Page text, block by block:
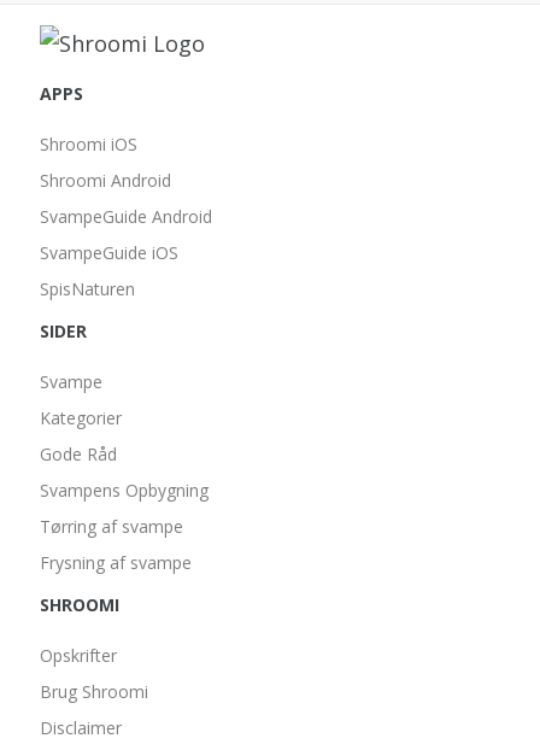
APPS
Shroomi iOS
Shroomi Android
SvampeGuide Android
SvampeGuide iOS
SpisNaturen
SIDER
Svampe
Kategorier
Gode Råd
Svampens Opbygning
Tørring af svampe
Frysning af svampe
SHROOMI
Opskrifter
Brug Shroomi
Disclaimer